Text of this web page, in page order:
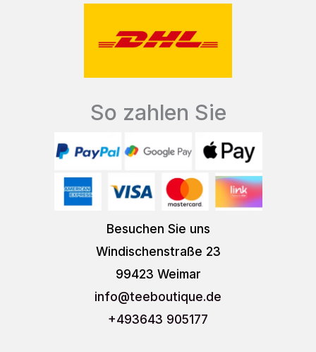
So zahlen Sie
Besuchen Sie uns
Windischenstraße 23
99423 Weimar
info@teeboutique.de
+493643 905177